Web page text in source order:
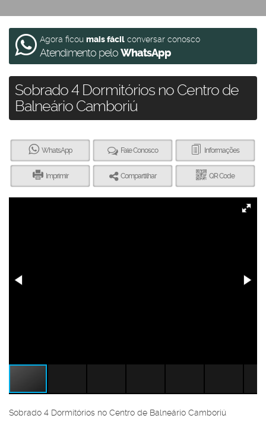
Agora ficou mais fácil conversar conosco
Atendimento peloWhatsApp
Sobrado 4 Dormitórios no Centro de
Balneário Camboriú
WhatsApp Fale Conosco Informações
Imprimir Compartilhar QR Code
Sobrado 4 Dormitórios no Centro de Balneário Camboriú